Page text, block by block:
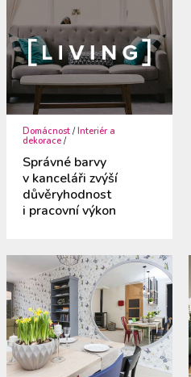
Domácnost /Interiér a
dekorace /
Správné barvy
v kanceláři zvýší
důvěryhodnost
i pracovní výkon